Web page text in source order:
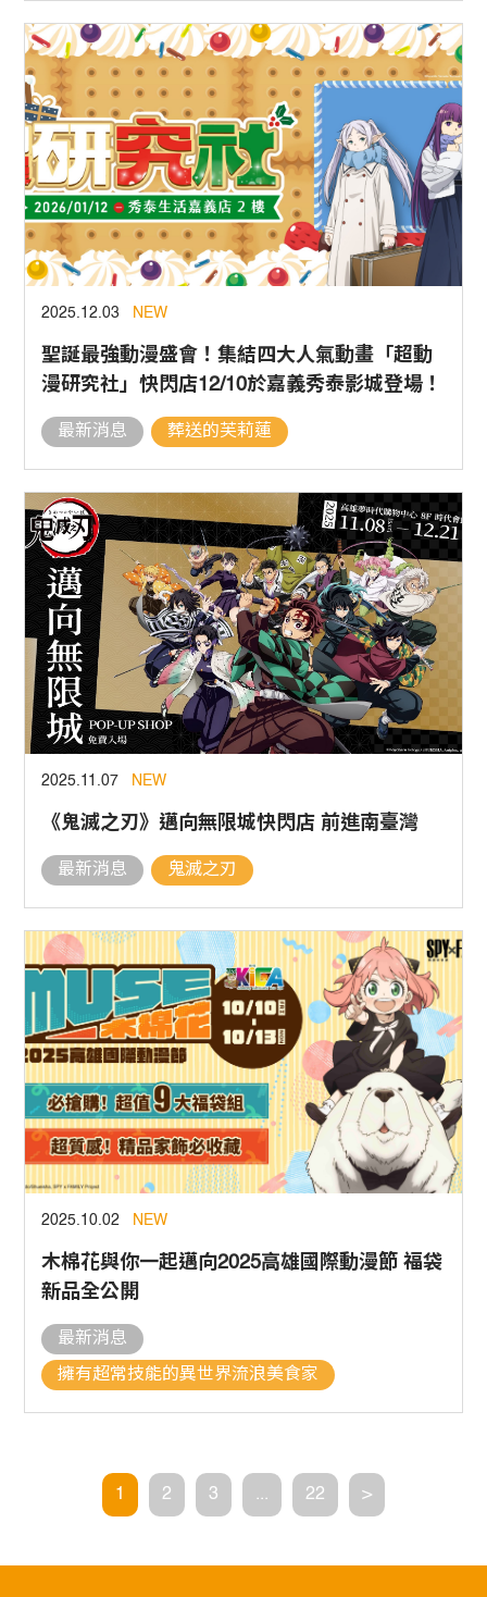
2025.12.03 NEW
聖誕最強動漫盛會！集結四大人氣動畫「超動
漫研究社」快閃店12/10於嘉義秀泰影城登場！
最新消息 葬送的芙莉蓮
2025.11.07 NEW
《鬼滅之刃》邁向無限城快閃店 前進南臺灣
最新消息 鬼滅之刃
2025.10.02 NEW
木棉花與你一起邁向2025高雄國際動漫節 福袋
新品全公開
最新消息
擁有超常技能的異世界流浪美食家
1 2 3 ... 22 >